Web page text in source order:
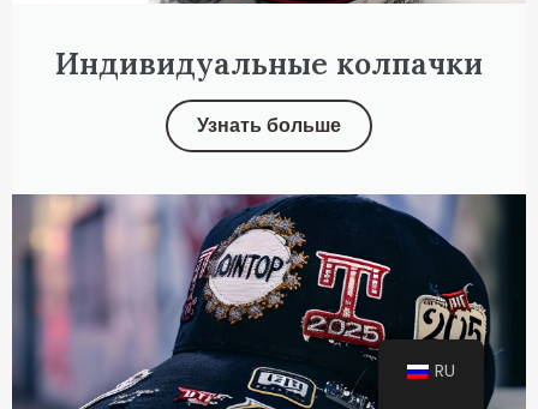
Индивидуальные колпачки
Узнать больше
RU